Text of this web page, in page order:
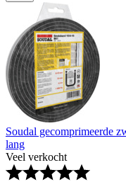
Soudal gecomprimeerde
lang
Veel verkocht